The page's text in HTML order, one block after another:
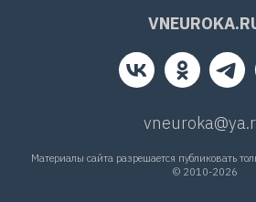
Материалы сайта разрешается публиковать
© 2010-2026